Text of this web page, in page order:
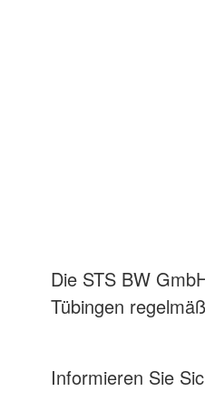
Die STS BW
Tübingen
Informieren Sie